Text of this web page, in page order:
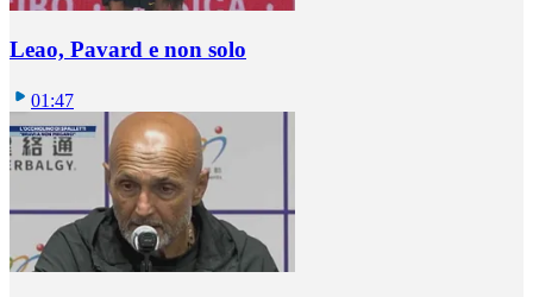
Leao, Pavard e non solo
01:47